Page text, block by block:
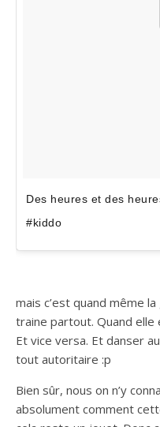
Des heures et des
#kiddo
mais c’est quand même
traine partout. Quand elle
Et vice versa. Et danser
tout autoritaire :p
Bien sûr, nous on n’y
absolument comment